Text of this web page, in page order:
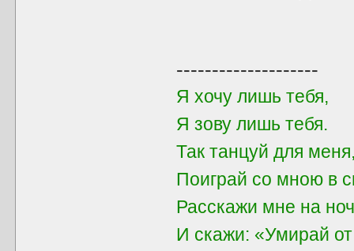
--------------------
Я хочу лишь тебя,
Я зову лишь тебя.
Так танцуй для
Поиграй со мною в
Расскажи мне на
И скажи: «Умирай